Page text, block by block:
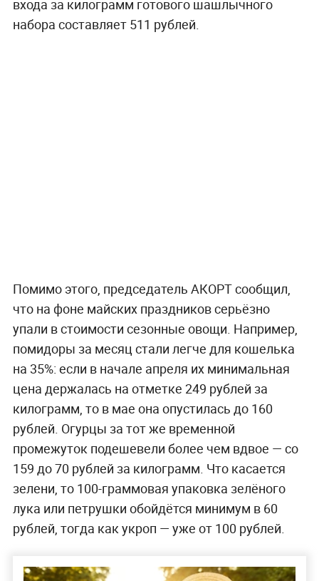
входа за килограмм готового шашлычного
набора составляет 511 рублей.
Помимо этого, председатель АКОРТ сообщил,
что на фоне майских праздников серьёзно
упали в стоимости сезонные овощи. Например,
помидоры за месяц стали легче для кошелька
на 35%: если в начале апреля их минимальная
цена держалась на отметке 249 рублей за
килограмм, то в мае она опустилась до 160
рублей. Огурцы за тот же временной
промежуток подешевели более чем вдвое — со
159 до 70 рублей за килограмм. Что касается
зелени, то 100-граммовая упаковка зелёного
лука или петрушки обойдётся минимум в 60
рублей, тогда как укроп — уже от 100 рублей.